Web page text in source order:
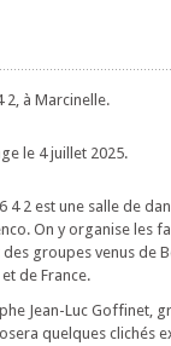
2, à Marcinelle.
le 4 juillet 2025.
6 4 2 est une salle de
On y organise les
groupes venus de
et de France.
Jean-Luc Goffinet,
quelques clichés